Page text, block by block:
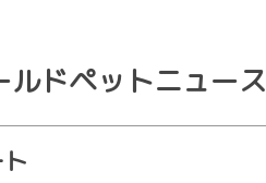
ルドペットニュース